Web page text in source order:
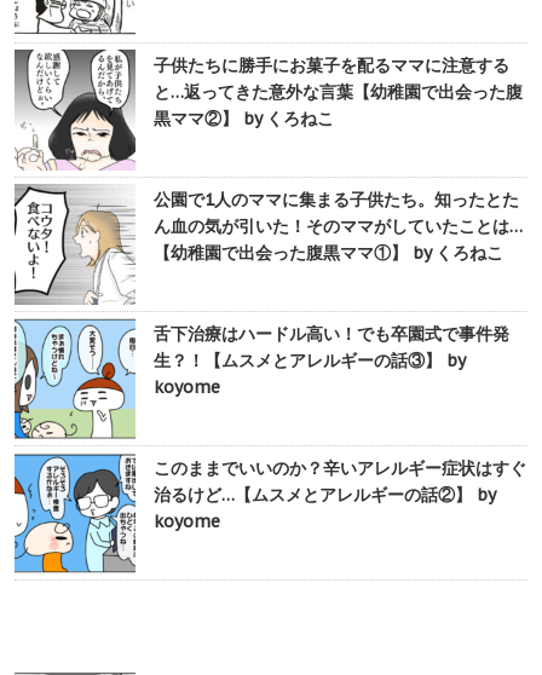
子供たちに勝手にお菓子を配るママに注意する
と…返ってきた意外な言葉【幼稚園で出会った腹
黒ママ②】 by くろねこ
公園で1人のママに集まる子供たち。知ったとた
ん血の気が引いた！そのママがしていたことは…
【幼稚園で出会った腹黒ママ①】 by くろねこ
舌下治療はハードル高い！でも卒園式で事件発
生？！【ムスメとアレルギーの話③】 by
koyome
このままでいいのか？辛いアレルギー症状はすぐ
治るけど…【ムスメとアレルギーの話②】 by
koyome